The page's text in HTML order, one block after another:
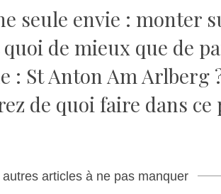
seule envie : monter
de mieux que de
: St Anton Am Arlberg
de quoi faire dans
articles à ne pas manquer